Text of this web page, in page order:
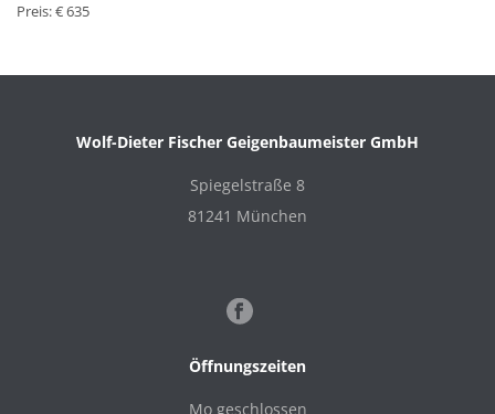
Preis: € 635
Wolf-Dieter Fischer Geigenbaumeister GmbH
Spiegelstraße 8
81241 München
Öffnungszeiten
Mo geschlossen